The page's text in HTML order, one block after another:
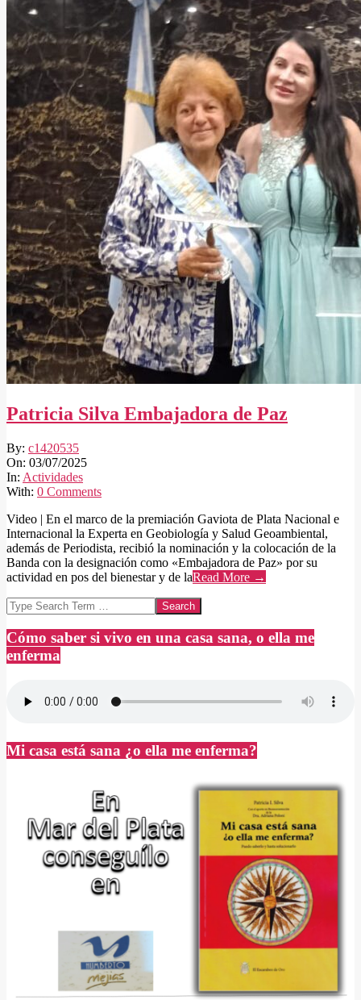
Patricia Silva Embajadora de Paz
2025-
07-
03
By: c1420535
On: 03/07/2025
In: Actividades
With: 0 Comments
Video | En el marco de la premiación Gaviota de Plata Nacional e
Internacional la Experta en Geobiología y Salud Geoambiental,
además de Periodista, recibió la nominación y la colocación de la
Banda con la designación como «Embajadora de Paz» por su
actividad en pos del bienestar y de laRead More →
Search
Cómo saber si vivo en una casa sana, o ella me
enferma
Mi casa está sana ¿o ella me enferma?